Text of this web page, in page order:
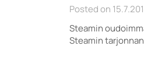
Posted on
Steamin
Steamin